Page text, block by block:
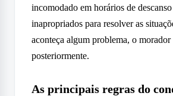
incomodado em horários de
inapropriados para resolver as
aconteça algum problema, o
posteriormente.
As principais regras do